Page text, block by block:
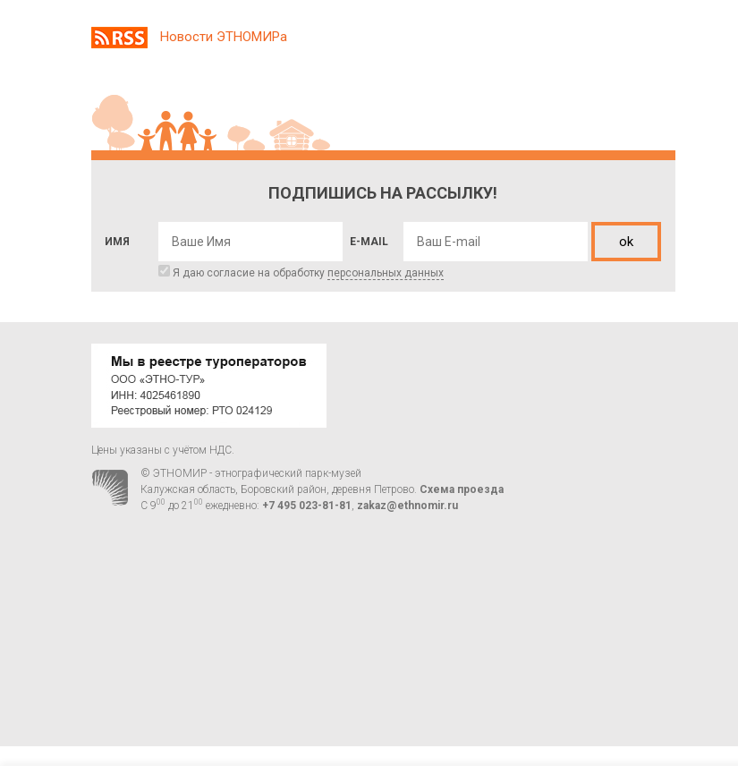
Новости ЭТНОМИРа
ПОДПИШИСЬ НА РАССЫЛКУ!
ИМЯ E-MAIL ok
Я даю согласие на обработку персональных данных
Цены указаны с учётом НДС.
© ЭТНОМИР - этнографический парк-музей
Калужская область, Боровский район, деревня Петрово. Схема проезда
С 900 до 21 00 ежедневно: +7 495 023-81-81 zakaz@ethnomir.ru